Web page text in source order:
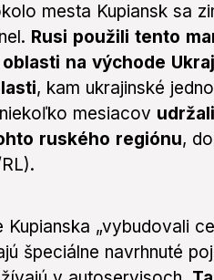
mesta Kupiansk sa
Rusi použili tento
na východe
, kam ukrajinské
mesiacov
ruského regiónu,
„vybudovali
špeciálne navrhnuté